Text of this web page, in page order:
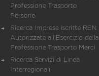
Professione Trasporto
Persone
Ricerca Imprese iscritte REN
Autorizzate all'Esercizio della
Professione Trasporto Merci
Ricerca Servizi di Linea
Interregionali